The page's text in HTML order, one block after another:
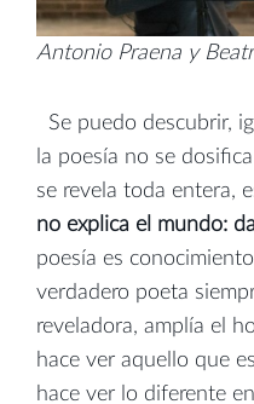
Antonio Praena y
Se puedo descubrir,
la poesía no se
se revela toda entera,
no explica el mundo:
poesía es
verdadero poeta
reveladora, amplía el
hace ver aquello que
hace ver lo diferente